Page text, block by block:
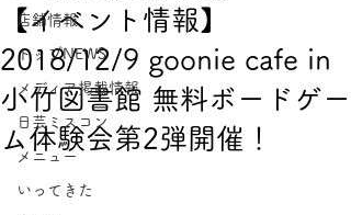
店舗情報
トップNEWS
メディア掲載情報
日芸ミスコン
メニュー
いってきた
【イベント情報】
2018/12/9 goonie cafe in
小竹図書館 無料ボードゲー
ム体験会第2弾開催！